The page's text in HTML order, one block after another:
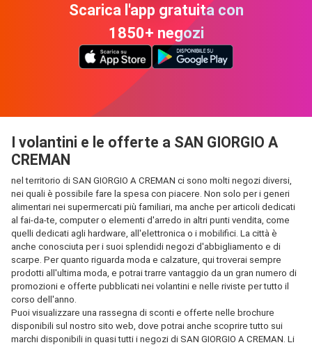
Scarica l'app gratuita con
1850+ negozi
I volantini e le offerte a SAN GIORGIO A
CREMAN
nel territorio di SAN GIORGIO A CREMAN ci sono molti negozi diversi,
nei quali è possibile fare la spesa con piacere. Non solo per i generi
alimentari nei supermercati più familiari, ma anche per articoli dedicati
al fai-da-te, computer o elementi d'arredo in altri punti vendita, come
quelli dedicati agli hardware, all'elettronica o i mobilifici. La città è
anche conosciuta per i suoi splendidi negozi d'abbigliamento e di
scarpe. Per quanto riguarda moda e calzature, qui troverai sempre
prodotti all'ultima moda, e potrai trarre vantaggio da un gran numero di
promozioni e offerte pubblicati nei volantini e nelle riviste per tutto il
corso dell'anno.
Puoi visualizzare una rassegna di sconti e offerte nelle brochure
disponibili sul nostro sito web, dove potrai anche scoprire tutto sui
marchi disponibili in quasi tutti i negozi di SAN GIORGIO A CREMAN. Li